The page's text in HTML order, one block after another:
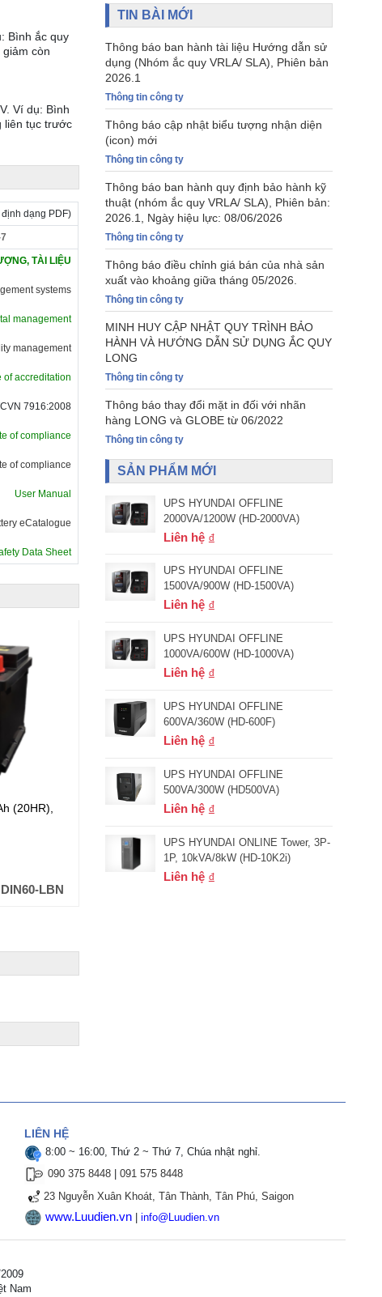
Bình ắc quy
còn
Ví dụ: Bình
liên tục trước
dạng PDF)
TÀI LIỆU
systems
management
management
of accreditation
7916:2008
of compliance
of compliance
User Manual
eCatalogue
Data Sheet
(20HR),
DIN60-LBN
ẮC QUY GLOBE NƯỚC 12V 75Ah (20HR),
Đơn giá (VND): 1,632,000+ VAT
TIN BÀI MỚI
Thông báo ban hành tài liệu Hướng dẫn sử
dụng (Nhóm ắc quy VRLA/ SLA), Phiên bản
2026.1
Thông tin công ty
Thông báo cập nhật biểu tượng nhận diện
(icon) mới
Thông tin công ty
Thông báo ban hành quy định bảo hành kỹ
thuật (nhóm ắc quy VRLA/ SLA), Phiên bản:
2026.1, Ngày hiệu lực: 08/06/2026
Thông tin công ty
Thông báo điều chỉnh giá bán của nhà sản
xuất vào khoảng giữa tháng 05/2026.
Thông tin công ty
MINH HUY CẬP NHẬT QUY TRÌNH BẢO
HÀNH VÀ HƯỚNG DẪN SỬ DỤNG ẮC QUY
LONG
Thông tin công ty
Thông báo thay đổi mặt in đối với nhãn
hàng LONG và GLOBE từ 06/2022
Thông tin công ty
SẢN PHẨM MỚI
UPS HYUNDAI OFFLINE
2000VA/1200W (HD-2000VA)
Liên hệ
UPS HYUNDAI OFFLINE
1500VA/900W (HD-1500VA)
Liên hệ
UPS HYUNDAI OFFLINE
1000VA/600W (HD-1000VA)
Liên hệ
UPS HYUNDAI OFFLINE
600VA/360W (HD-600F)
Liên hệ
UPS HYUNDAI OFFLINE
500VA/300W (HD500VA)
Liên hệ
UPS HYUNDAI ONLINE Tower, 3P-
1P, 10kVA/8kW (HD-10K2i)
Liên hệ
LIÊN HỆ
8:00 ~ 16:00, Thứ 2 ~ Thứ 7, Chúa nhật nghỉ.
090 375 8448 |091 575 8448
23 Nguyễn Xuân Khoát, Tân Thành, Tân Phú, Saigon
www.Luudien.vn |info@Luudien.vn
Nam